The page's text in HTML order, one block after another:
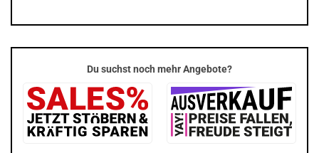
Du suchst noch mehr Angebote?